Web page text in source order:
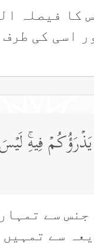
کا فیصلہ
اسی کی طرف
فِیهِۚ
سے
سے تمہیں